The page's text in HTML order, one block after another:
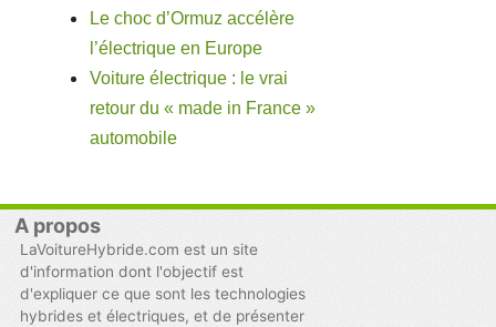
Le choc d’Ormuz accélère
l’électrique en Europe
Voiture électrique : le vrai
retour du « made in France »
automobile
A propos
LaVoitureHybride.com est un site
d'information dont l'objectif est
d'expliquer ce que sont les technologies
hybrides et électriques, et de présenter